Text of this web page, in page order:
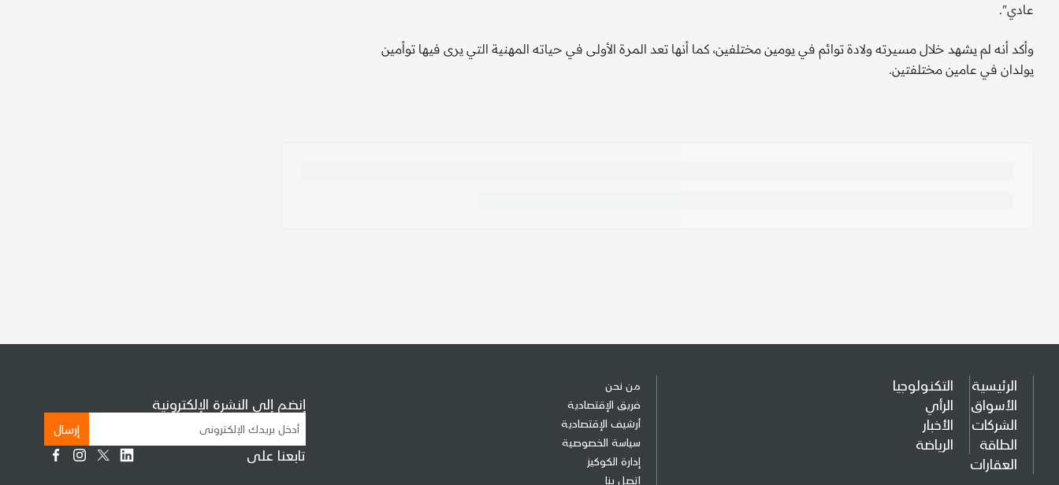
عادي".
وأكد أنه لم يشهد خلال مسيرته ولادة توائم في يومين مختلفين، كما أنها تعد المرة الأولى في حياته المهنية التي يرى فيها توأمين
يولدان في عامين مختلفتين.
الرئيسية
الأسواق
الشركات
الطاقة
العقارات
التكنولوجيا
الرأي
الأخبار
الرياضة
من نحن
فريق الإقتصادية
أرشيف الإقتصادية
سياسة الخصوصية
إدارة الكوكيز
إتصل بنا
إنضم إلى النشرة الإلكترونية
إرسال
تابعنا على